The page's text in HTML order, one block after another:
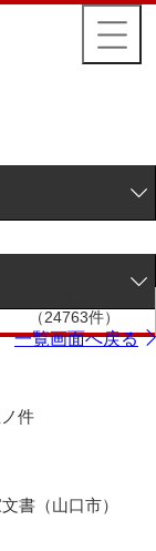
（24763件）
一覧画面へ戻る
件
書（山口市）